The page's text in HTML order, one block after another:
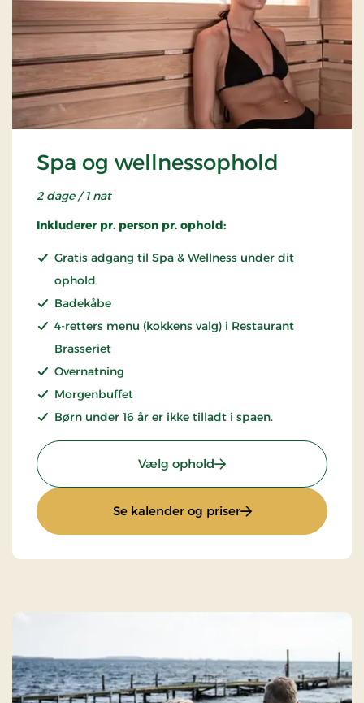
Spa og wellnessophold
2 dage / 1 nat
Inkluderer pr. person pr. ophold:
Gratis adgang til Spa & Wellness under dit
ophold
Badekåbe
4-retters menu (kokkens valg) i Restaurant
Brasseriet
Overnatning
Morgenbuffet
Børn under 16 år er ikke tilladt i spaen.
Vælg ophold: Spa og wellnessophold
Se kalender og priser: Spa og